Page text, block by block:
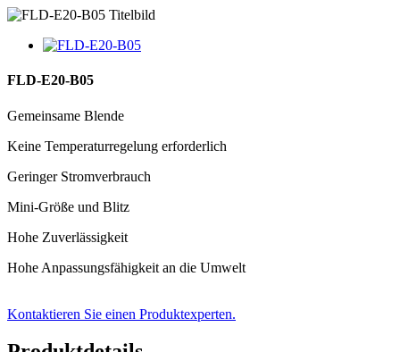
FLD-E20-B05
Gemeinsame Blende
Keine Temperaturregelung erforderlich
Geringer Stromverbrauch
Mini-Größe und Blitz
Hohe Zuverlässigkeit
Hohe Anpassungsfähigkeit an die Umwelt
Kontaktieren Sie einen Produktexperten.